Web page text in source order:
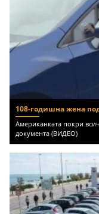
108-годишна жена
Американката покри
документа (ВИДЕО)